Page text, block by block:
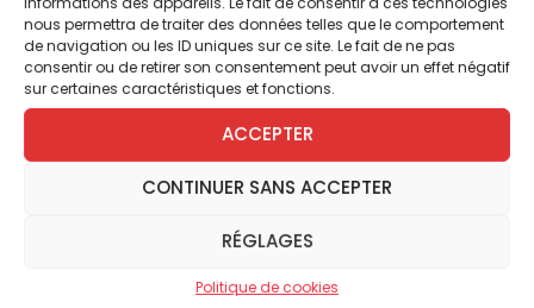
nous permettra de traiter des données telles que le comportement
de navigation ou les ID uniques sur ce site. Le fait de ne pas
consentir ou de retirer son consentement peut avoir un effet négatif
sur certaines caractéristiques et fonctions.
ACCEPTER
CONTINUER SANS ACCEPTER
RÉGLAGES
Politique de cookies
Le meilleur moyen de rendre hommage à
C.S. Lewis revient encore à le lire, en prenant
une bonne pipe (la mienne est prête, bien
bourrée), comme il le faisait lui-même, ainsi
qu’une bonne pinte de bière.
Une autre conception de